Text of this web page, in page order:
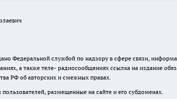
Федеральной службой по надзору в сфере связи,
а также теле- радиосообщениях ссылка на издание
РФ об авторских и смежных правах.
размещенные на сайте и его субдоменах.